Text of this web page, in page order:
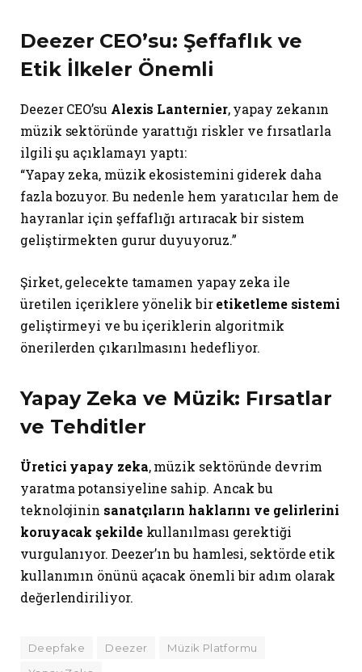
Deezer CEO’su: Şeffaflık ve
Etik İlkeler Önemli
Deezer CEO’su Alexis Lanternier, yapay zekanın
müzik sektöründe yarattığı riskler ve fırsatlarla
ilgili şu açıklamayı yaptı:
“Yapay zeka, müzik ekosistemini giderek daha
fazla bozuyor. Bu nedenle hem yaratıcılar hem de
hayranlar için şeffaflığı artıracak bir sistem
geliştirmekten gurur duyuyoruz.”
Şirket, gelecekte tamamen yapay zeka ile
üretilen içeriklere yönelik biretiketleme sistemi
geliştirmeyi ve bu içeriklerin algoritmik
önerilerden çıkarılmasını hedefliyor.
Yapay Zeka ve Müzik: Fırsatlar
ve Tehditler
Üretici yapay zeka, müzik sektöründe devrim
yaratma potansiyeline sahip. Ancak bu
teknolojinin sanatçıların haklarını ve gelirlerini
koruyacak şekildekullanılması gerektiği
vurgulanıyor. Deezer’ın bu hamlesi, sektörde etik
kullanımın önünü açacak önemli bir adım olarak
değerlendiriliyor.
Deepfake Deezer
Müzik Platformu